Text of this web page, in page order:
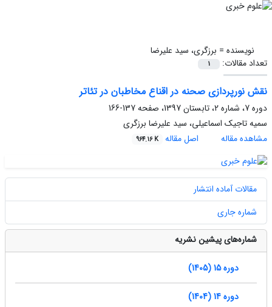
نویسنده = برزگری، سید علیرضا
تعداد مقالات:
1
نقش نورپردازی صحنه در اقناع مخاطبان در تئاتر
دوره 7، شماره 2، تابستان 1397، صفحه
137-166
سمیه تاجیک اسماعیلی، سید علیرضا برزگری
مشاهده مقاله
اصل مقاله 964.16 K
مقالات آماده انتشار
شماره جاری
شماره‌های پیشین نشریه
دوره 15 (1405)
دوره 14 (1404)